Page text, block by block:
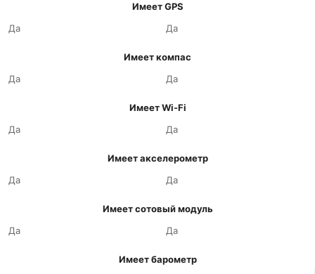
Имеет GPS
Да
Да
Имеет компас
Да
Да
Имеет Wi-Fi
Да
Да
Имеет акселерометр
Да
Да
Имеет сотовый модуль
Да
Да
Имеет барометр